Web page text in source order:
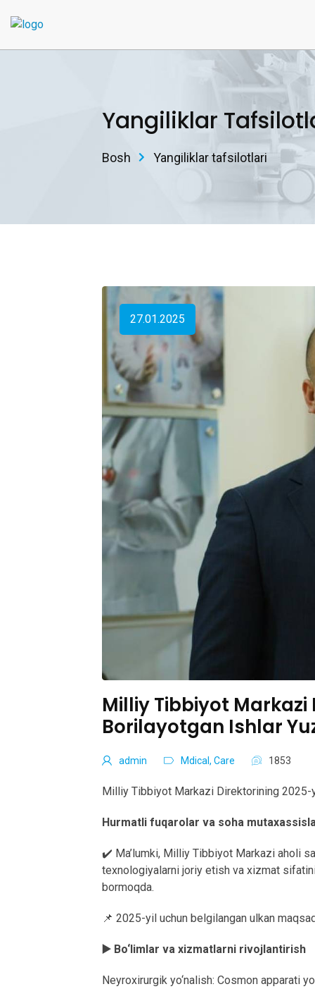
Yangiliklar
Bosh Yangiliklar tafsilotlari
27.01.2025
Milliy Tibbiyot
Borilayotgan Ishlar
admin Mdical, Care 1853
Milliy Tibbiyot Markazi Direktorining
Hurmatli fuqarolar va soha
✔️ Ma’lumki, Milliy Tibbiyot Markazi aholi
texnologiyalarni joriy etish va xizmat
bormoqda.
📌 2025-yil uchun belgilangan ulkan
▶️ Bo‘limlar va xizmatlarni rivojlantirish
Neyroxirurgik yo‘nalish: Cosmon apparati